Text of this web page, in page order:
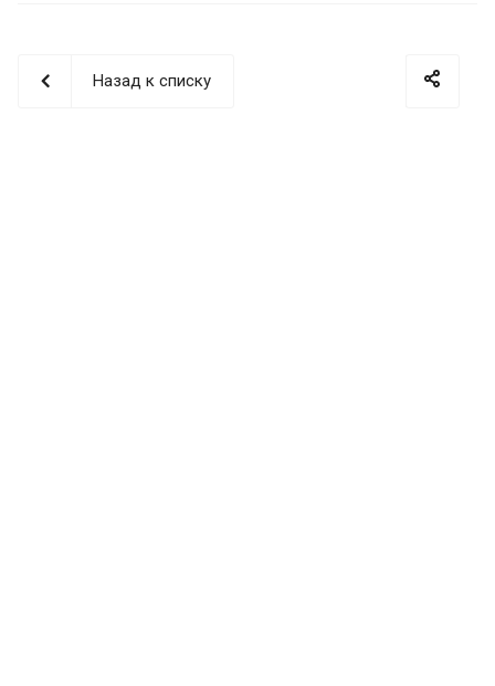
Назад к списку